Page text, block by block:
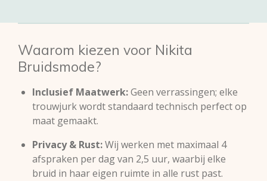
Waarom kiezen voor Nikita
Bruidsmode?
Inclusief Maatwerk:Geen verrassingen; elke
trouwjurk wordt standaard technisch perfect op
maat gemaakt.
Privacy & Rust:Wij werken met maximaal 4
afspraken per dag van 2,5 uur, waarbij elke
bruid in haar eigen ruimte in alle rust past.